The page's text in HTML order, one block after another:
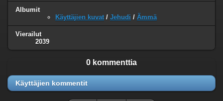
Albumit
Käyttäjien kuvat / Jehudi / Ämmä
Vierailut
2039
0 kommenttia
Käyttäjien kommentit